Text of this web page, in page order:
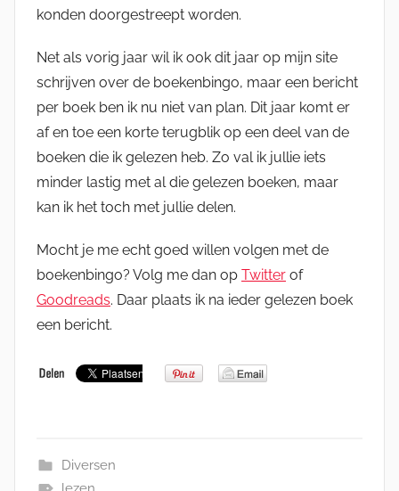
konden doorgestreept worden.
Net als vorig jaar wil ik ook dit jaar op mijn site
schrijven over de boekenbingo, maar een bericht
per boek ben ik nu niet van plan. Dit jaar komt er
af en toe een korte terugblik op een deel van de
boeken die ik gelezen heb. Zo val ik jullie iets
minder lastig met al die gelezen boeken, maar
kan ik het toch met jullie delen.
Mocht je me echt goed willen volgen met de
boekenbingo? Volg me dan op Twitter of
Goodreads. Daar plaats ik na ieder gelezen boek
een bericht.
Diversen